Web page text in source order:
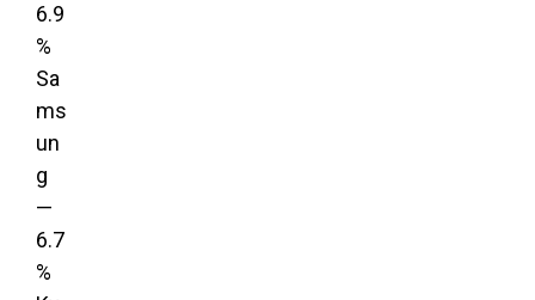
6.9
%
Sa
ms
un
g
—
6.7
%